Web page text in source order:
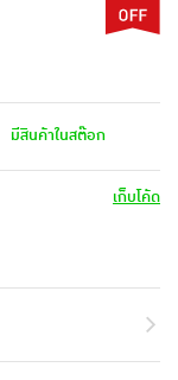
มีสินค้าในสต๊อก
เก็บโค้ด